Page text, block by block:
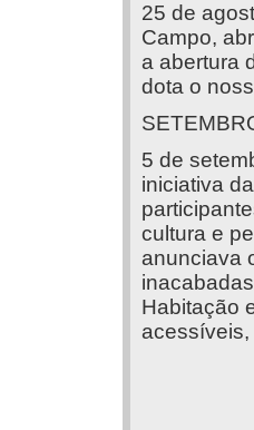
25 de
Campo,
a abertura
dota o
5 de
iniciativa
cultura e
anunciava
Habitação
acessíveis,